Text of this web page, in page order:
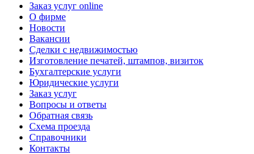
Заказ услуг online
О фирме
Новости
Вакансии
Сделки с недвижимостью
Изготовление печатей, штампов, визиток
Бухгалтерские услуги
Юридические услуги
Заказ услуг
Вопросы и ответы
Обратная связь
Схема проезда
Справочники
Контакты